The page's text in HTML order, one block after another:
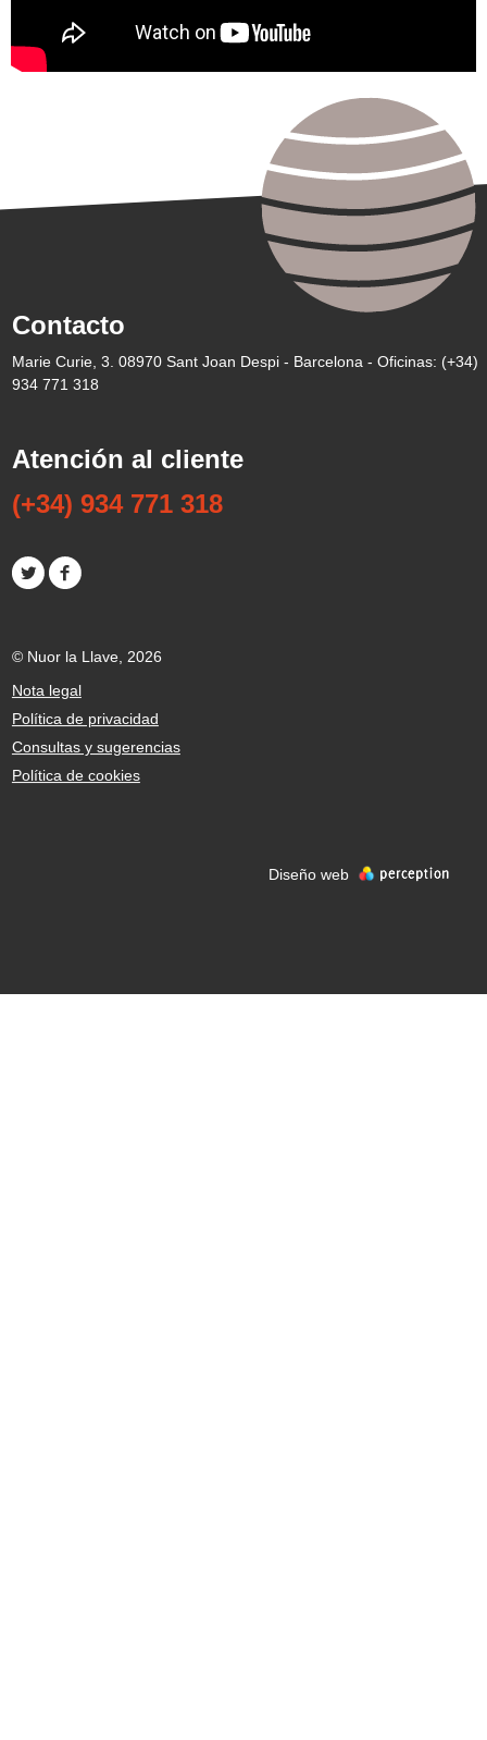
Contacto
Marie Curie, 3. 08970 Sant Joan Despi - Barcelona - Oficinas: (+34)
934 771 318
Atención al cliente
(+34) 934 771 318
© Nuor la Llave, 2026
Nota legal
Política de privacidad
Consultas y sugerencias
Política de cookies
Diseño web